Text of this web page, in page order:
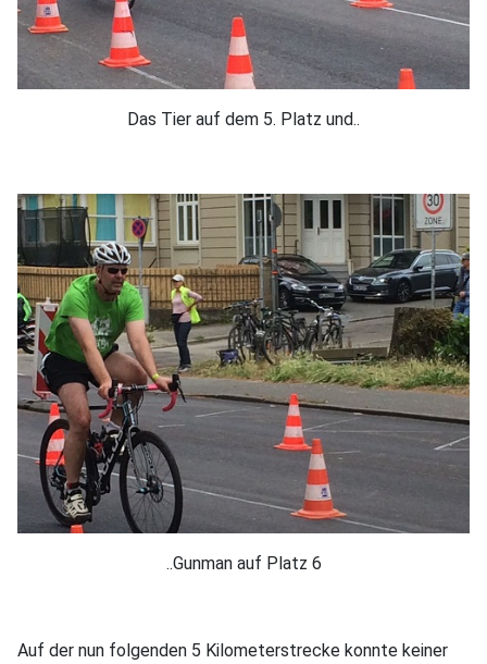
Das Tier auf dem 5. Platz und..
..Gunman auf Platz 6
Auf der nun folgenden 5 Kilometerstrecke konnte keiner